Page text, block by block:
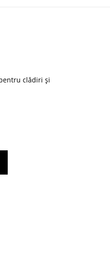
clădiri și